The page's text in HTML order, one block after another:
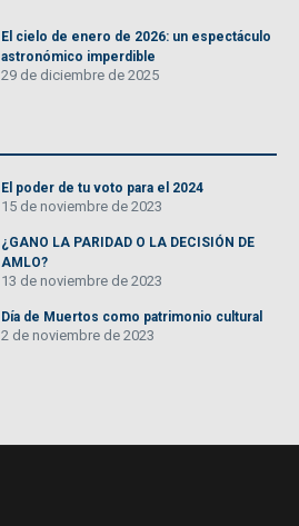
El cielo de enero de 2026: un espectáculo
astronómico imperdible
29 de diciembre de 2025
El poder de tu voto para el 2024
15 de noviembre de 2023
¿GANO LA PARIDAD O LA DECISIÓN DE
AMLO?
13 de noviembre de 2023
Día de Muertos como patrimonio cultural
2 de noviembre de 2023